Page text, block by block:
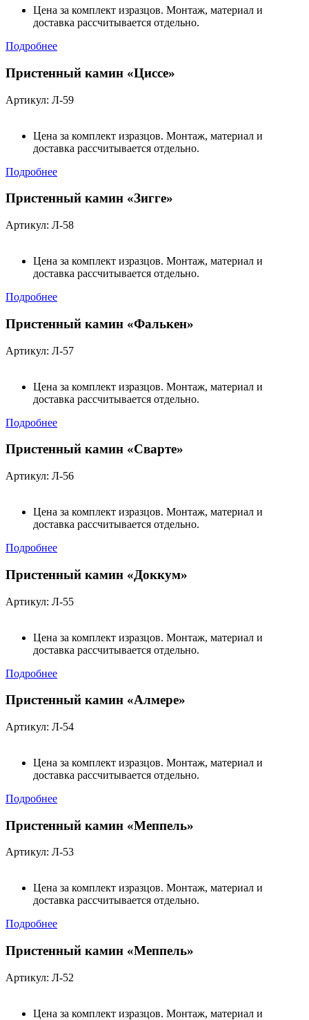
Цена за комплект изразцов. Монтаж, материал и
доставка рассчитывается отдельно.
Подробнее
Пристенный камин «Циссе»
Артикул: Л-59
Цена за комплект изразцов. Монтаж, материал и
доставка рассчитывается отдельно.
Подробнее
Пристенный камин «Зигге»
Артикул: Л-58
Цена за комплект изразцов. Монтаж, материал и
доставка рассчитывается отдельно.
Подробнее
Пристенный камин «Фалькен»
Артикул: Л-57
Цена за комплект изразцов. Монтаж, материал и
доставка рассчитывается отдельно.
Подробнее
Пристенный камин «Сварте»
Артикул: Л-56
Цена за комплект изразцов. Монтаж, материал и
доставка рассчитывается отдельно.
Подробнее
Пристенный камин «Доккум»
Артикул: Л-55
Цена за комплект изразцов. Монтаж, материал и
доставка рассчитывается отдельно.
Подробнее
Пристенный камин «Алмере»
Артикул: Л-54
Цена за комплект изразцов. Монтаж, материал и
доставка рассчитывается отдельно.
Подробнее
Пристенный камин «Меппель»
Артикул: Л-53
Цена за комплект изразцов. Монтаж, материал и
доставка рассчитывается отдельно.
Подробнее
Пристенный камин «Меппель»
Артикул: Л-52
Цена за комплект изразцов. Монтаж, материал и